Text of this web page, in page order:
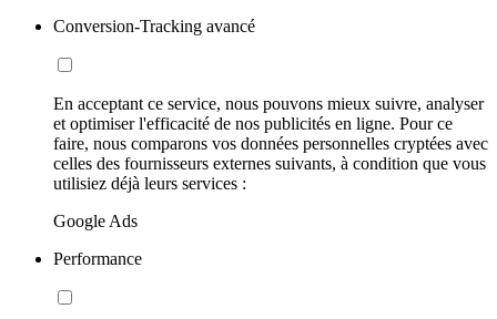
Conversion-Tracking avancé
En acceptant ce service, nous pouvons mieux suivre, analyser
et optimiser l'efficacité de nos publicités en ligne. Pour ce
faire, nous comparons vos données personnelles cryptées avec
celles des fournisseurs externes suivants, à condition que vous
utilisiez déjà leurs services :
Google Ads
Performance